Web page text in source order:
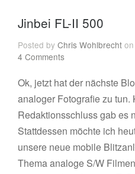
Jinbei FL-II 500
Posted by Chris Wohlbrecht
4 Comments
Ok, jetzt hat der nächste
analoger Fotografie zu tun.
Redaktionsschluss gab es
Stattdessen möchte ich
unsere neue mobile
Thema analoge S/W